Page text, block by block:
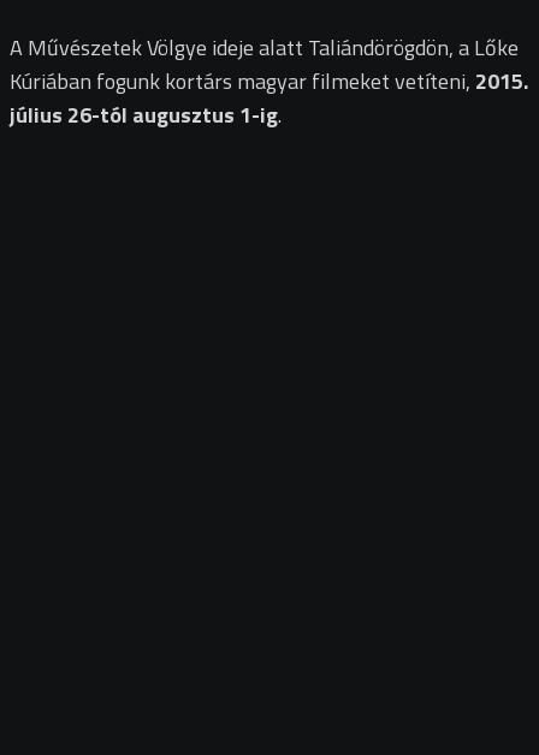
A Művészetek Völgye ideje alatt Taliándörögdön, a Lőke
Kúriában fogunk kortárs magyar filmeket vetíteni, 2015.
július 26-tól augusztus 1-ig.